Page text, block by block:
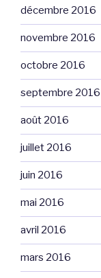
décembre 2016
novembre 2016
octobre 2016
septembre 2016
août 2016
juillet 2016
juin 2016
mai 2016
avril 2016
mars 2016